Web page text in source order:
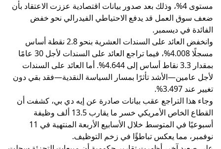
مستوى 4%، وذلك بعد صدور بيانات اقتصادية عززت الاعتقاد بأن
ضعف سوق العمل قد يدفع الاحتياطي الفيدرالي نحو خفض
الفائدة في ديسمبر.
وانخفض العائد على السندات العشرية بنحو 2.8 نقطة أساس
مسجلًا 4.008%، فيما تراجع العائد على السندات لأجل 30 عامًا
بمقدار 3.3 نقاط أساس إلى 4.644%. أما العائد على السندات
لأجل عامين—الأشد تأثرًا بمسار السياسة النقدية—فقد بقي دون
تغيير عند 3.497%.
وجاء هذا التراجع عقب بيانات صادرة عن إيه دي بي، كشفت أن
القطاع الخاص الأمريكي خسر ما يقارب 13.5 ألف وظيفة
أسبوعيًا في المتوسط خلال الأسابيع الأربعة المنتهية في 11
نوفمبر، مما يعكس تباطؤًا في زخم التوظيف.